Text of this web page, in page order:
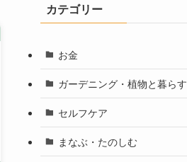
カテゴリー
お金
ガーデニング・植物と暮らす
セルフケア
まなぶ・たのしむ